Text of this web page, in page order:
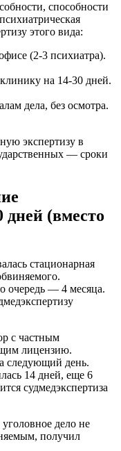
способности
этого вида:
(2-3 психиатра).
на 14-30 дней.
дела, без осмотра.
экспертизу в
— сроки
(вместо
стационарная
очередь — 4 месяца.
с частным
лицензию.
следующий день.
14 дней, еще 6
судмедэкспертиза
дело не
получил